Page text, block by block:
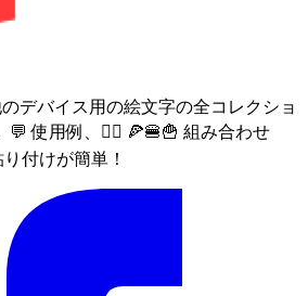
デバイス用の絵文字の全コレクショ
💬 使用例、🙅‍♀️ 🍕🍔🍟 組み合わせ
付けが簡単！